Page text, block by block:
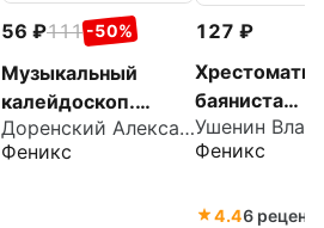
56 111 -50%
Музыкальный
калейдоскоп.
Избранные
произведения для
Доренский Александр Тихонович
Феникс
127
баяниста
класс ДМШ
Феникс
4.46